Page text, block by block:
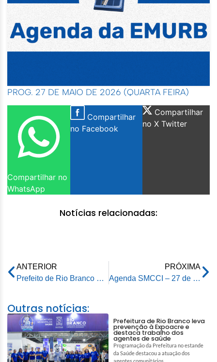
PROG. 27 DE MAIO DE 2026 (QUARTA FEIRA)
Compartilhar no
WhatsApp
Compartilhar
no Facebook
Compartilhar
no X Twitter
Notícias relacionadas:
ANTERIOR
Prefeito de Rio Branco acompanha obras de manutenção da ponte sobre o Igarapé Judia, no Taquari
PRÓXIMA
Agenda SMCCI – 27 de maio de 2026
Outras notícias:
Prefeitura de Rio Branco leva
prevenção à Expoacre e
destaca trabalho dos
agentes de saúde
Programação da Prefeitura no estande
da Saúde destacou a atuação dos
agentes comunitários